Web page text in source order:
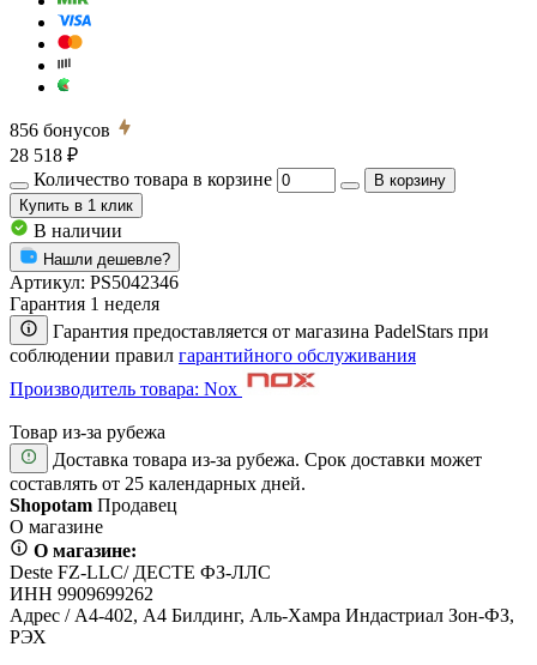
856 бонусов
28 518 ₽
Количество товара в корзине
В корзину
Купить в 1 клик
В наличии
Нашли дешевле?
Артикул: PS5042346
Гарантия 1 неделя
Гарантия предоставляется от магазина PadelStars при
соблюдении правил гарантийного обслуживания
Производитель товара: Nox
Товар из-за рубежа
Доставка товара из-за рубежа. Срок доставки может
составлять от 25 календарных дней.
Shopotam Продавец
О магазине
О магазине:
Deste FZ-LLC/ ДЕСТЕ ФЗ-ЛЛС
ИНН 9909699262
Адрес / А4-402, А4 Билдинг, Аль-Хамра Индастриал Зон-ФЗ,
РЭХ